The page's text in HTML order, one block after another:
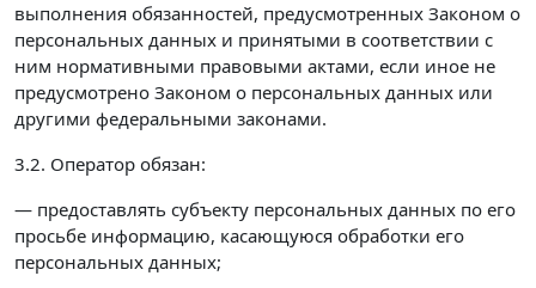
выполнения обязанностей, предусмотренных Законом о
персональных данных и принятыми в соответствии с
ним нормативными правовыми актами, если иное не
предусмотрено Законом о персональных данных или
другими федеральными законами.
3.2. Оператор обязан:
— предоставлять субъекту персональных данных по его
просьбе информацию, касающуюся обработки его
персональных данных;